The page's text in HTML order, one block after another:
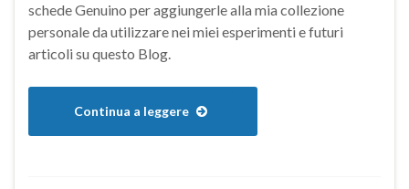
schede Genuino per aggiungerle alla mia collezione
personale da utilizzare nei miei esperimenti e futuri
articoli su questo Blog.
Continua a leggere